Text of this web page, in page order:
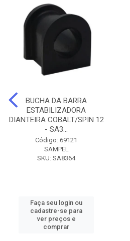
BUCHA DA BARRA
ESTABILIZADORA
DIANTEIRA COBALT/SPIN 12
- SA3...
Código: 69121
SAMPEL
SKU: SA8364
Faça seu login ou
cadastre-se para
ver preços e
comprar